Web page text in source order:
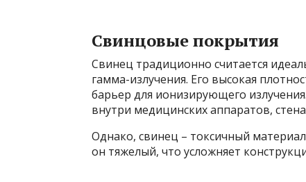
Свинцовые покрытия
Свинец традиционно считается
гамма-излучения. Его высокая
барьер для ионизирующего
внутри медицинских аппаратов,
Однако, свинец – токсичный
он тяжелый, что усложняет